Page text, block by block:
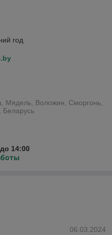
год
Мядель, Воложин, Сморгонь,
14:00
06.03.2024